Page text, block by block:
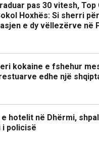
pas 30 vitesh, Top
Hoxhës: Si sherri
e dy vëllezërve në
kokaine e fshehur
edhe një
hotelit në Dhërmi,
policisë